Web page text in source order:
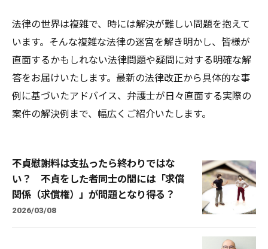
法律の世界は複雑で、時には解決が難しい問題を抱えて
います。そんな複雑な法律の迷宮を解き明かし、皆様が
直面するかもしれない法律問題や疑問に対する明確な解
答をお届けいたします。最新の法律改正から具体的な事
例に基づいたアドバイス、弁護士が日々直面する実際の
案件の解決例まで、幅広くご紹介いたします。
不貞慰謝料は支払ったら終わりではな
い？ 不貞をした者同士の間には「求償
関係（求償権）」が問題となり得る？
2026/03/08